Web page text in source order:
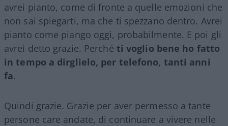
avrei pianto, come di fronte a quelle emozioni che
non sai spiegarti, ma che ti spezzano dentro. Avrei
pianto come piango oggi, probabilmente. E poi gli
avrei detto grazie. Perché ti voglio bene ho fatto
in tempo a dirglielo, per telefono, tanti anni
fa.
Quindi grazie. Grazie per aver permesso a tante
persone care andate, di continuare a vivere nelle